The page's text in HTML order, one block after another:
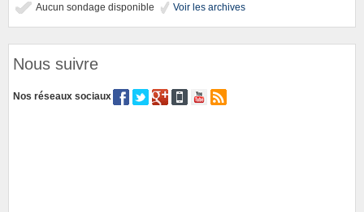
Aucun sondage disponible Voir les archives
Nous suivre
Nos réseaux sociaux